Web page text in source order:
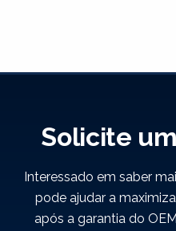
Solicite
Interessado em saber
pode ajudar a
após a garantia do